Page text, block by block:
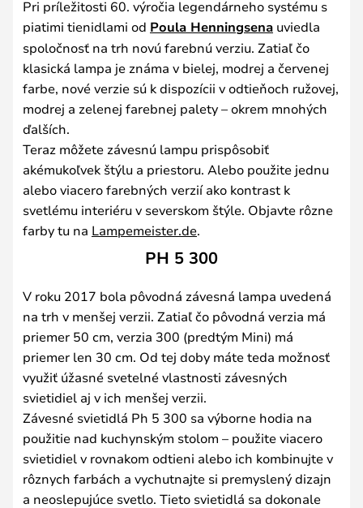
Pri príležitosti 60. výročia legendárneho systému s
piatimi tienidlami od Poula Henningsena uviedla
spoločnosť na trh novú farebnú verziu. Zatiaľ čo
klasická lampa je známa v bielej, modrej a červenej
farbe, nové verzie sú k dispozícii v odtieňoch ružovej,
modrej a zelenej farebnej palety – okrem mnohých
ďalších.
Teraz môžete závesnú lampu prispôsobiť
akémukoľvek štýlu a priestoru. Alebo použite jednu
alebo viacero farebných verzií ako kontrast k
svetlému interiéru v severskom štýle. Objavte rôzne
farby tu na Lampemeister.de.
PH 5 300
V roku 2017 bola pôvodná závesná lampa uvedená
na trh v menšej verzii. Zatiaľ čo pôvodná verzia má
priemer 50 cm, verzia 300 (predtým Mini) má
priemer len 30 cm. Od tej doby máte teda možnosť
využiť úžasné svetelné vlastnosti závesných
svietidiel aj v ich menšej verzii.
Závesné svietidlá Ph 5 300 sa výborne hodia na
použitie nad kuchynským stolom – použite viacero
svietidiel v rovnakom odtieni alebo ich kombinujte v
rôznych farbách a vychutnajte si premyslený dizajn
a neoslepujúce svetlo. Tieto svietidlá sa dokonale